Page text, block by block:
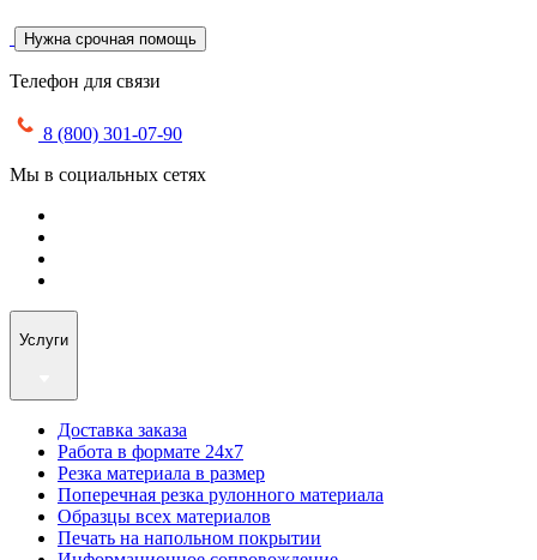
Нужна срочная помощь
Телефон для связи
8 (800) 301-07-90
Мы в социальных сетях
Услуги
Доставка заказа
Работа в формате 24х7
Резка материала в размер
Поперечная резка рулонного материала
Образцы всех материалов
Печать на напольном покрытии